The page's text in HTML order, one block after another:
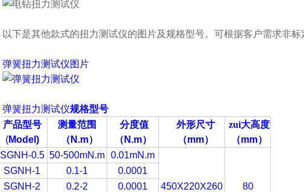
以下是其他款式的扭力测试仪的图片及规格型号。 可根据客户需求非标
弹簧扭力测试仪图片
弹簧扭力测试仪规格型号
产品型号
(Model)
测量范围
（ N.m）
分度值
（N.m）
外形尺寸
（mm）
zui大高度
（mm）
SGNH-0.5 50-500mN.m 0.01mN.m
450X220X260 80
SGNH-1 0.1-1
0.0001
SGNH-2
0.2-2
0.0001